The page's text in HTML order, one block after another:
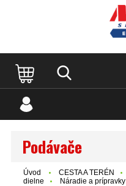
Podávače
Úvod CESTA A TERÉN
dielne
Náradie a prípravky